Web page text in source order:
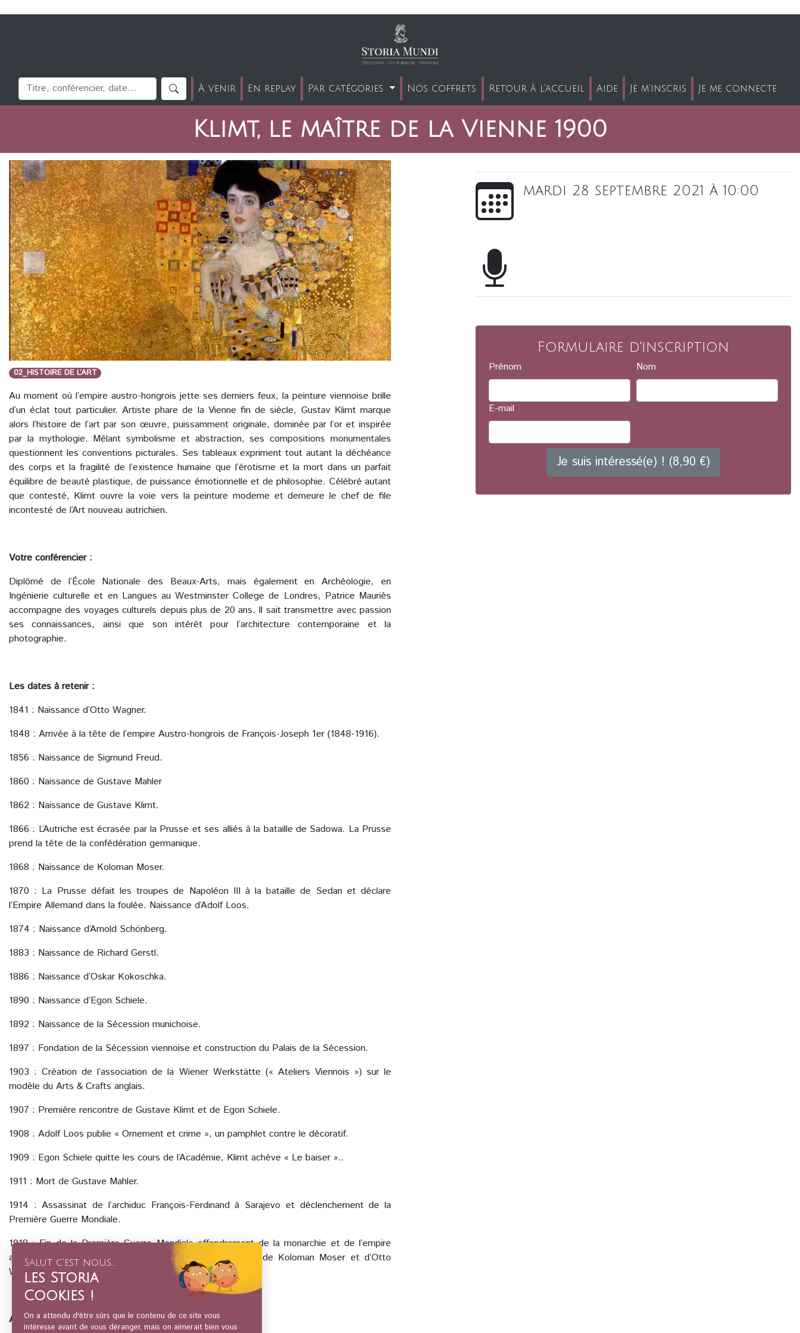
À venir En replay Par catégories Nos coffrets Retour à l'accueil Aide Je m'inscris Je me connecte
Klimt, le maître de la Vienne 1900
02_HISTOIRE DE L’ART
Au moment où l’empire austro-hongrois jette ses derniers feux, la peinture viennoise brille
d’un éclat tout particulier. Artiste phare de la Vienne fin de siècle, Gustav Klimt marque
alors l’histoire de l’art par son œuvre, puissamment originale, dominée par l’or et inspirée
par la mythologie. Mêlant symbolisme et abstraction, ses compositions monumentales
questionnent les conventions picturales. Ses tableaux expriment tout autant la déchéance
des corps et la fragilité de l’existence humaine que l’érotisme et la mort dans un parfait
équilibre de beauté plastique, de puissance émotionnelle et de philosophie. Célébré autant
que contesté, Klimt ouvre la voie vers la peinture moderne et demeure le chef de file
incontesté de l’Art nouveau autrichien.
Votre conférencier :
Diplômé de l’École Nationale des Beaux-Arts, mais également en Archéologie, en
Ingénierie culturelle et en Langues au Westminster College de Londres, Patrice Mauriès
accompagne des voyages culturels depuis plus de 20 ans. Il sait transmettre avec passion
ses connaissances, ainsi que son intérêt pour l’architecture contemporaine et la
photographie.
Les dates à retenir :
1841 : Naissance d’Otto Wagner.
1848 : Arrivée à la tête de l’empire Austro-hongrois de François-Joseph 1er (1848-1916).
1856 : Naissance de Sigmund Freud.
1860 : Naissance de Gustave Mahler
1862 : Naissance de Gustave Klimt.
1866 : L’Autriche est écrasée par la Prusse et ses alliés à la bataille de Sadowa. La Prusse
prend la tête de la confédération germanique.
1868 : Naissance de Koloman Moser.
1870 : La Prusse défait les troupes de Napoléon III à la bataille de Sedan et déclare
l’Empire Allemand dans la foulée. Naissance d’Adolf Loos.
1874 : Naissance d’Arnold Schönberg.
1883 : Naissance de Richard Gerstl.
1886 : Naissance d’Oskar Kokoschka.
1890 : Naissance d’Egon Schiele.
1892 : Naissance de la Sécession munichoise.
1897 : Fondation de la Sécession viennoise et construction du Palais de la Sécession.
1903 : Création de l’association de la Wiener Werkstätte (« Ateliers Viennois ») sur le
modèle du Arts & Crafts anglais.
1907 : Première rencontre de Gustave Klimt et de Egon Schiele.
1908 : Adolf Loos publie « Ornement et crime », un pamphlet contre le décoratif.
1909 : Egon Schiele quitte les cours de l’Académie, Klimt achève « Le baiser »..
1911 : Mort de Gustave Mahler.
1914 : Assassinat de l’archiduc François-Ferdinand à Sarajevo et déclenchement de la
Première Guerre Mondiale.
1918 : Fin de la Première Guerre Mondiale effondrement de la monarchie et de l’empire
austro-hongrois. Mort de Gustave Klimt, d’Egon Schiele, de Koloman Moser et d’Otto
Wagner.
A lire pour aller plus loin :
mardi 28 septembre 2021 à 10:00
Formulaire d'inscription
Prénom Nom
E-mail
Je suis intéressé(e) ! (8,90 €)